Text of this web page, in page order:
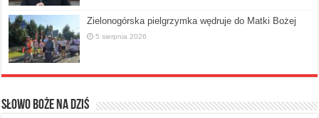
Zielonogórska pielgrzymka wędruje do Matki Bożej
5 sierpnia 2026
Słowo Boże na dziś